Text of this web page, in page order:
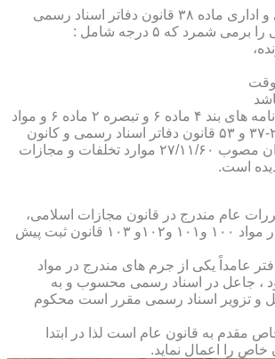
۱-مسئولیت انتظامی و اداری ماده ۳۸ قانون دفاتر اسناد رسمی
شمرد که ۵ درجه شامل :
و طبق ماده ۲۹ آئین نامه های بند ۴ ماده ۶ و تبصره ۲ ماده ۶ و مواد
۱۴- ۱۷-۱۹-۲۰-۲۴-۲۸-۳۷ و ۵۳ قانون دفاتر اسناد رسمی و کانون
سردفتران و دفتریاران مصوب ۲۷/۱۱/۶۰ موارد تخلفات و مجازات
است.
عام مندرج در قانون مجازات اسلامی،
مقررات خاصی نیز در مواد ۱۰۰ و۱۰۱ و۱۰۲و ۱۰۳ قانون ثبت پیش
عامداً یکی از جرم های مندرج در مواد
، جاعل در اسناد رسمی محسوب و به
و تزویر اسناد رسمی مقرر است محکوم
مقدم به قانون عام است لذا در ابتدا
خاص را اعمال نماید.